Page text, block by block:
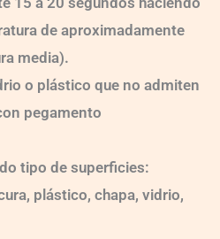
de aproximadamente
media).
o plástico que no admiten
pegamento
tipo de superficies:
plástico, chapa, vidrio,